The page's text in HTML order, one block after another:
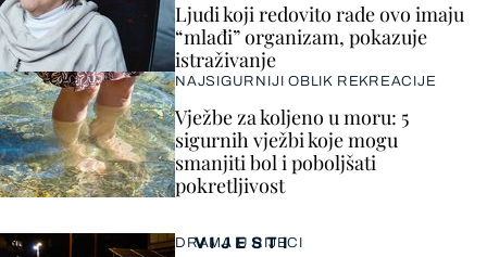
VIJESTI
DRAMA U RIJECI
Ljudi koji redovito rade ovo imaju
“mlađi” organizam, pokazuje
istraživanje
NAJSIGURNIJI OBLIK REKREACIJE
Vježbe za koljeno u moru: 5
sigurnih vježbi koje mogu
smanjiti bol i poboljšati
pokretljivost